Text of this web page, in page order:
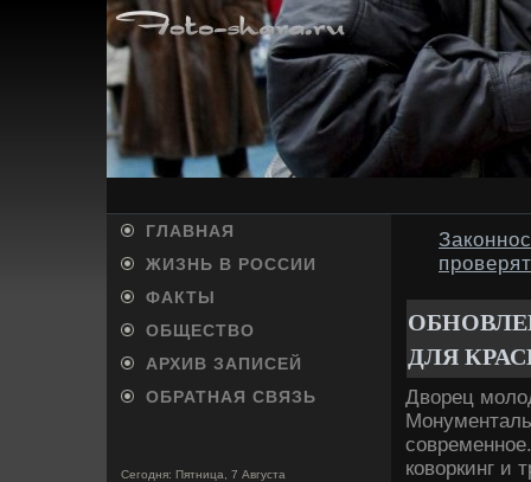
ГЛАВНАЯ
ЖИЗНЬ В РОССИИ
ФАКТЫ
ОБЩЕСТВО
АРХИВ ЗАПИСЕЙ
ОБРАТНАЯ СВЯЗЬ
Сегодня: Пятница, 7 Августа
ДЛЯ
Двοрец
ковοркинг и